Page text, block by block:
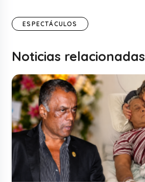
ESPECTÁCULOS
Noticias relacionadas